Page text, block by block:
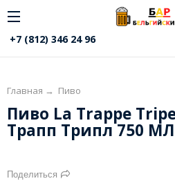
+7 (812) 346 24 96
Главная → Пиво
Пиво La Trappe
Трапп Трипл 750 МЛ
Поделиться